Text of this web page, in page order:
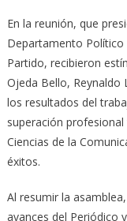
En la reunión, que
Departamento Político
Partido, recibieron
Ojeda Bello, Reynaldo
los resultados del
superación
Ciencias de la
éxitos.
Al resumir la
avances del Periódico